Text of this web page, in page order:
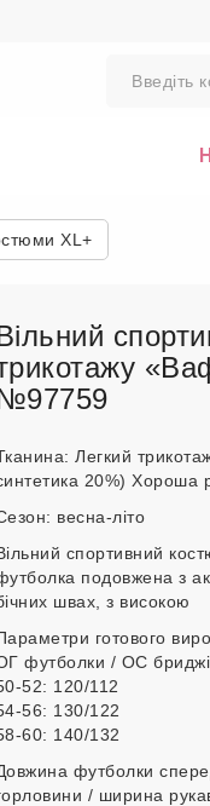
XL+
Легкий
20%) Хороша
весна-літо
спортивний
подовжена з
швах, з високою
готового
футболки / ОС
52: 120/112
56: 130/122
60: 140/132
футболки
/ ширина